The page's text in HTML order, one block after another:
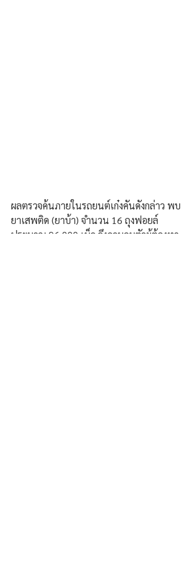
ผลตรวจค้นภายในรถยนต์เก๋งคันดังกล่าว พบ
ยาเสพติด (ยาบ้า) จำนวน 16 ถุงฟอยล์
ประมาณ 96,000 เม็ด จึงควบคุมตัวผู้ต้องหา